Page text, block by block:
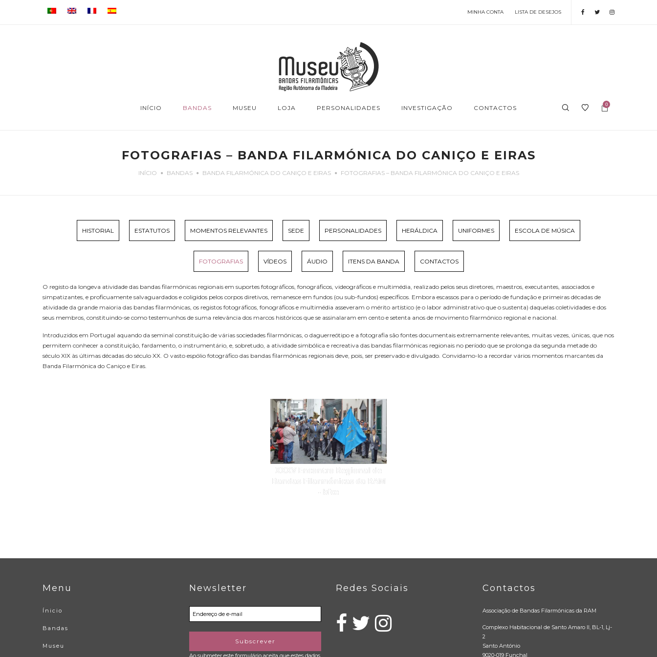
MINHA CONTA LISTA DE DESEJOS
INÍCIO BANDAS MUSEU LOJA PERSONALIDADES INVESTIGAÇÃO CONTACTOS 0
FOTOGRAFIAS – BANDA FILARMÓNICA DO CANIÇO E EIRAS
INÍCIO BANDAS BANDA FILARMÓNICA DO CANIÇO E EIRAS FOTOGRAFIAS – BANDA FILARMÓNICA DO CANIÇO E EIRAS
HISTORIAL ESTATUTOS MOMENTOS RELEVANTES SEDE PERSONALIDADES HERÁLDICA UNIFORMES ESCOLA DE MÚSICA
FOTOGRAFIAS VÍDEOS ÁUDIO ITENS DA BANDA CONTACTOS
O registo da longeva atividade das bandas filarmónicas regionais em suportes fotográficos, fonográficos, videográficos e multimédia, realizado pelos seus diretores, maestros, executantes, associados e
simpatizantes, e proficuamente salvaguardados e coligidos pelos corpos diretivos, remanesce em fundos (ou sub-fundos) específicos. Embora escassos para o período de fundação e primeiras décadas de
atividade da grande maioria das bandas filarmónicas, os registos fotográficos, fonográficos e multimédia asseveram o mérito artístico (e o labor administrativo que o sustenta) daquelas coletividades e dos
seus membros, constituindo-se como testemunhos de suma relevância dos marcos históricos que se assinalaram em cento e setenta anos de movimento filarmónico regional e nacional.
Introduzidos em Portugal aquando da seminal constituição de várias sociedades filarmónicas, o daguerreótipo e a fotografia são fontes documentais extremamente relevantes, muitas vezes, únicas, que nos
permitem conhecer a constituição, fardamento, o instrumentário, e, sobretudo, a atividade simbólica e recreativa das bandas filarmónicas regionais no período que se prolonga da segunda metade do
século XIX às últimas décadas do século XX. O vasto espólio fotográfico das bandas filarmónicas regionais deve, pois, ser preservado e divulgado. Convidamo-lo a recordar vários momentos marcantes da
Banda Filarmónica do Caniço e Eiras.
XXXV Encontro Regional de
Bandas Filarmónicas da RAM
- bfce
Menu
Ínicio
Bandas
Museu
Newsletter
Subscrever
Ao submeter este formulário aceita que estes dados
Redes Sociais Contactos
Associação de Bandas Filarmónicas da RAM
Complexo Habitacional de Santo Amaro II, BL-1, Lj-
2
Santo António
9020-019 Funchal